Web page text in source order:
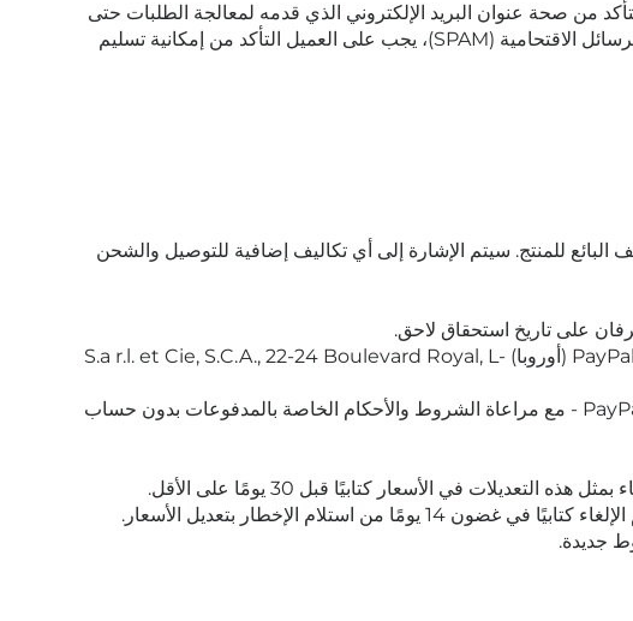
من صحة عنوان البريد الإلكتروني الذي قدمه لمعالجة الطلبات حتى
يمكن استلام رسائل البريد الإلكتروني المرسلة من قبل البائع على هذا العنوان. على وجه الخصوص، عند استخدام فلاتر الرسائل الاقتحامية (SPAM)، يجب على العميل التأكد من إمكانية تسليم
البائع للمنتج. سيتم الإشارة إلى أي تكاليف إضافية للتوصيل والشحن
إذا تم الدفع باستخدام طريقة الدفع التي يقدمها PayPal، تتم معالجة الدفع عبر مزود خدمة الدفع PayPal (أوروبا) PayPal (أوروبا) S.a r.l. et Cie, S.C.A., 22-24 Boulevard Royal, L-
https://www.paypal.com/de/webapps/mpp/ua/useragreement-full أو - إذا لم يكن لدى العميل حساب PayPal - مع مراعاة الشروط والأحكام الخاصة بالمدفوعات بدون حساب
الإخطار بتعديل الأسعار.
جديدة.